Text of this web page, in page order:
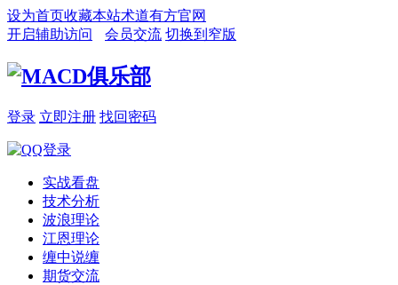
设为首页收藏本站术道有方官网
开启辅助访问
会员交流 切换到窄版
登录 立即注册 找回密码
实战看盘
技术分析
波浪理论
江恩理论
缠中说缠
期货交流